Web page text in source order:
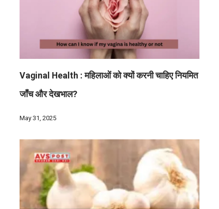
Vaginal Health : महिलाओं को क्यों करनी चाहिए नियमित
जाँच और देखभाल?
May 31, 2025